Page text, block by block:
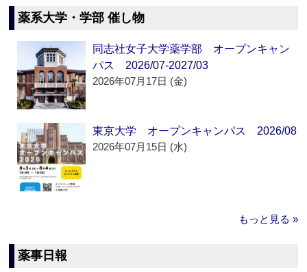
薬系大学・学部 催し物
同志社女子大学薬学部 オープンキャン
パス 2026/07-2027/03
2026年07月17日 (金)
東京大学 オープンキャンパス 2026/08
2026年07月15日 (水)
もっと見る »
薬事日報